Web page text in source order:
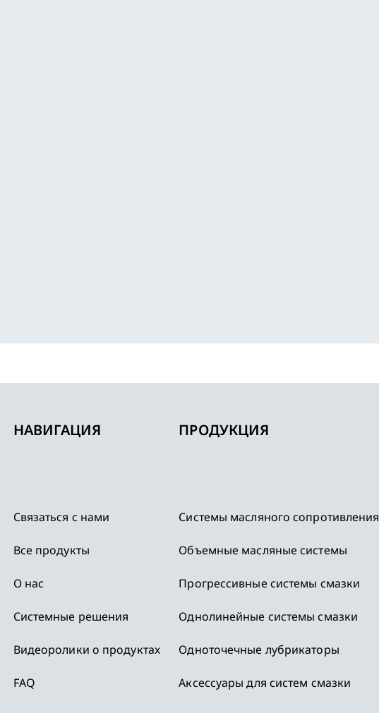
НАВИГАЦИЯ
Связаться с нами
Все продукты
О нас
Системные решения
Видеоролики о продуктах
FAQ
ПРОДУКЦИЯ
Системы масляного сопротивления
Объемные масляные системы
Прогрессивные системы смазки
Однолинейные системы смазки
Одноточечные лубрикаторы
Аксессуары для систем смазки